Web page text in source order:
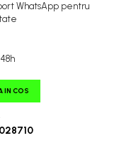
WhatsApp pentru
IN COS